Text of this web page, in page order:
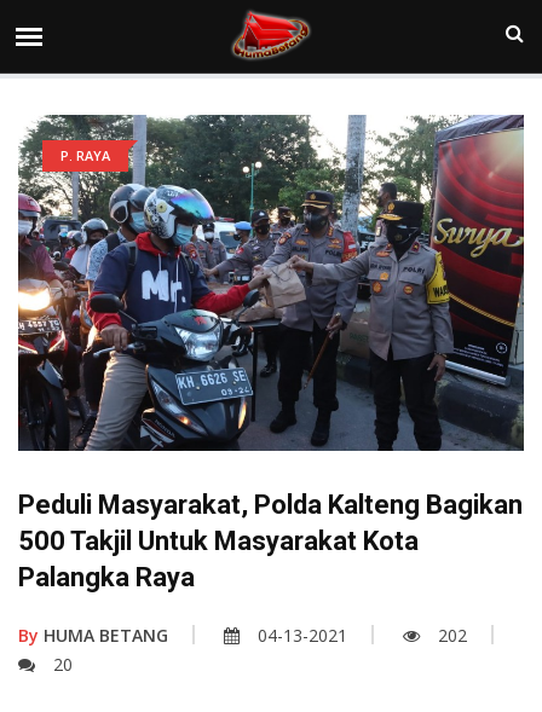
P. RAYA
Peduli Masyarakat, Polda Kalteng Bagikan
500 Takjil Untuk Masyarakat Kota
Palangka Raya
By HUMA BETANG 04-13-2021
202
20